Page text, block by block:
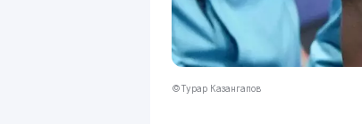
©Турар Казангапов